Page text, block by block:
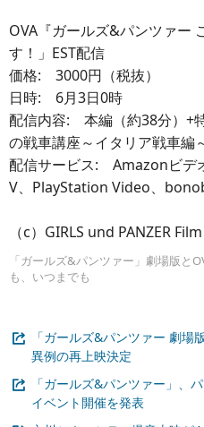
OVA『ガールズ&パンツァー
す！」EST配信
価格: 3000円（税抜）
日時: 6月3日0時
配信内容: 本編（約38分）+
の戦車講座～イタリア戦車編
配信サービス: Amazonビデ
V、PlayStation Video、
（c）GIRLS und PANZER
「ガールズ&パンツァー」劇場版
も、いつまでも
「ガールズ&パンツァー 劇
異例の再上映決定
「ガールズ&パンツァー」、
イベント開催を発表